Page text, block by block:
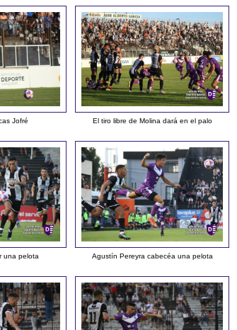
Jofré El tiro libre de Molina dará en el palo
una pelota Agustín Pereyra cabecéa una pelota